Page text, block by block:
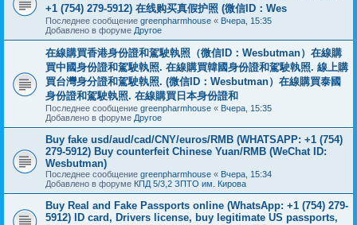
+1 (754) 279-5912) 在线购买真假护照 (微信ID：Wes
Последнее сообщение greenpharmhouse « Вчера, 15:35
Добавлено в форуме Другое
在線購買香港身份證和駕駛執照（微信ID：Wesbutman）在線購
買中國身份證和駕駛執照. 在線購買韓國身份證和駕駛執照. 線上購
買台灣身分證和駕駛執照. (微信ID：Wesbutman）在線購買泰國
身份證和駕駛執照. 在線購買日本身份證和
Последнее сообщение greenpharmhouse « Вчера, 15:35
Добавлено в форуме Другое
Buy fake usd/aud/cad/CNY/euros/RMB (WHATSAPP: +1 (754)
279-5912) Buy counterfeit Chinese Yuan/RMB (WeChat ID:
Wesbutman)
Последнее сообщение greenpharmhouse « Вчера, 15:34
Добавлено в форуме КПД 5/3,2 ЗПТО им. Кирова
Buy Real and Fake Passports online (WhatsApp: +1 (754) 279-
5912) ID card, Drivers license, buy legitimate US passports,